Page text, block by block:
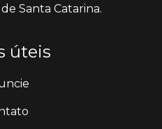
Santa Catarina.
úteis